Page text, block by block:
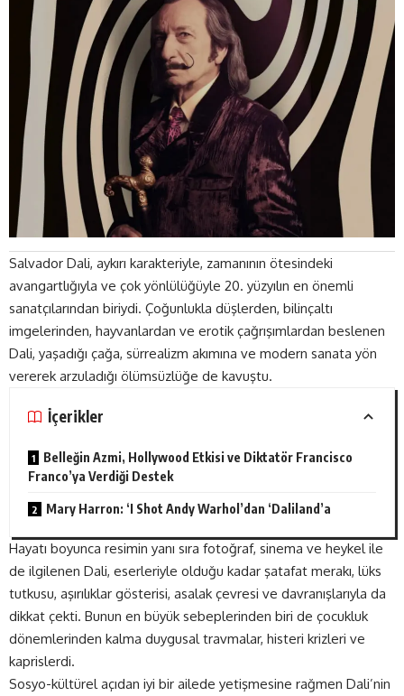
Salvador Dali, aykırı karakteriyle, zamanının ötesindeki
avangartlığıyla ve çok yönlülüğüyle 20. yüzyılın en önemli
sanatçılarından biriydi. Çoğunlukla düşlerden, bilinçaltı
imgelerinden, hayvanlardan ve erotik çağrışımlardan beslenen
Dali, yaşadığı çağa, sürrealizm akımına ve modern sanata yön
vererek arzuladığı ölümsüzlüğe de kavuştu.
İçerikler
Belleğin Azmi, Hollywood Etkisi ve Diktatör Francisco
Franco’ya Verdiği Destek
Mary Harron: ‘I Shot Andy Warhol’dan ‘Daliland’a
Hayatı boyunca resimin yanı sıra fotoğraf, sinema ve heykel ile
de ilgilenen Dali, eserleriyle olduğu kadar şatafat merakı, lüks
tutkusu, aşırılıklar gösterisi, asalak çevresi ve davranışlarıyla da
dikkat çekti. Bunun en büyük sebeplerinden biri de çocukluk
dönemlerinden kalma duygusal travmalar, histeri krizleri ve
kaprislerdi.
Sosyo-kültürel açıdan iyi bir ailede yetişmesine rağmen Dali’nin